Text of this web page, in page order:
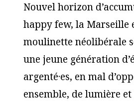
Nouvel horizon
happy few, la Marseille
moulinette néolibérale
une jeune génération
argenté·es, en mal
ensemble, de lumière et